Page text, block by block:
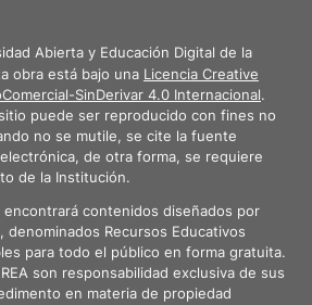
Abierta y Educación Digital de la
obra está bajo una Licencia Creative
SinDerivar 4.0 Internacional.
puede ser reproducido con fines no
no se mutile, se cite la fuente
de otra forma, se requiere
de la Institución.
contenidos diseñados por
denominados Recursos Educativos
para todo el público en forma gratuita.
son responsabilidad exclusiva de sus
en materia de propiedad